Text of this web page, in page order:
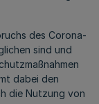
des Corona-
sind und
dabei den
die Nutzung von